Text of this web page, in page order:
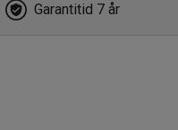
Garantitid 7 år